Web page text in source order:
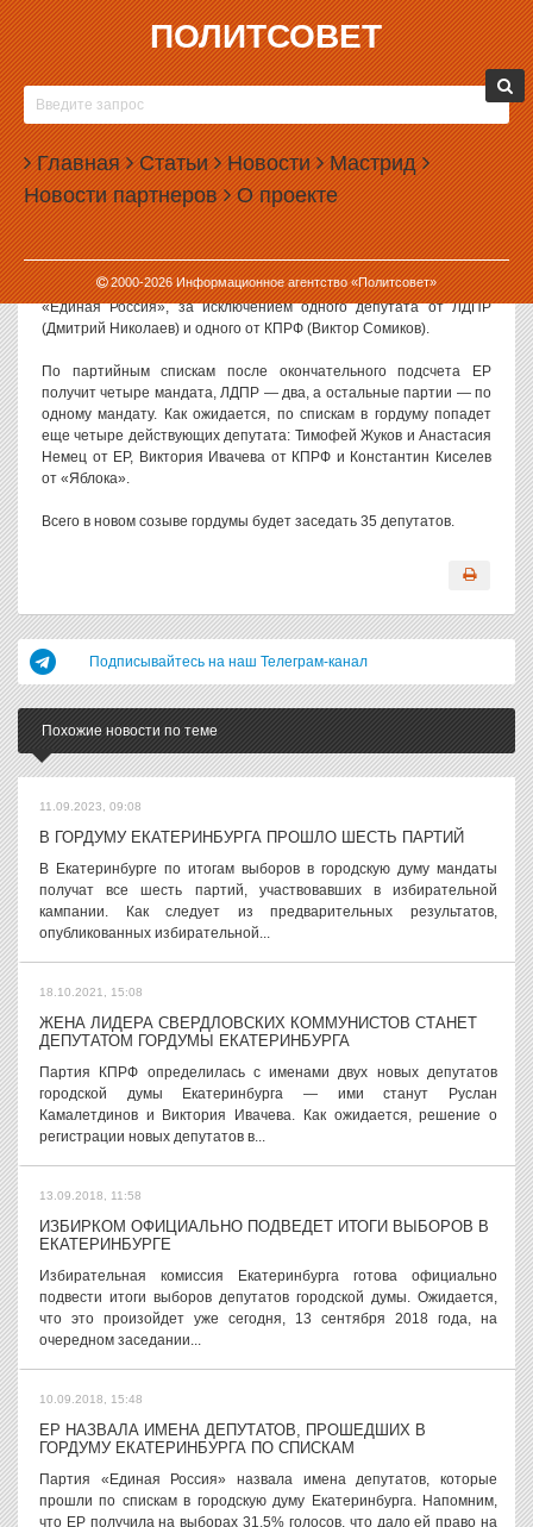
ПОЛИТСОВЕТ
Главная Статьи Новости Мастрид
Новости партнеров О проекте
2000-2026Информационное агентство «Политсовет»
12.09.2023, 10:21
В ГОРДУМУ ЕКАТЕРИНБУРГА
ПЕРЕИЗБРАЛОСЬ 19 ДЕПУТАТОВ
В новый созыв городской думы Екатеринбурга смогло
переизбраться 19 депутатов предыдущего созыва.
Накануне результаты выборов утвердила Ленинская
избирательная комиссия. Из 25 округов в 15 победили
действующие депутаты. В основном они представляют партию
«Единая Россия», за исключением одного депутата от ЛДПР
(Дмитрий Николаев) и одного от КПРФ (Виктор Сомиков).
По партийным спискам после окончательного подсчета ЕР
получит четыре мандата, ЛДПР — два, а остальные партии — по
одному мандату. Как ожидается, по спискам в гордуму попадет
еще четыре действующих депутата: Тимофей Жуков и Анастасия
Немец от ЕР, Виктория Ивачева от КПРФ и Константин Киселев
от «Яблока».
Всего в новом созыве гордумы будет заседать 35 депутатов.
Подписывайтесь на наш Телеграм-канал
Похожие новости по теме
11.09.2023, 09:08
В ГОРДУМУ ЕКАТЕРИНБУРГА ПРОШЛО ШЕСТЬ ПАРТИЙ
В Екатеринбурге по итогам выборов в городскую думу мандаты
получат все шесть партий, участвовавших в избирательной
кампании. Как следует из предварительных результатов,
опубликованных избирательной...
18.10.2021, 15:08
ЖЕНА ЛИДЕРА СВЕРДЛОВСКИХ КОММУНИСТОВ СТАНЕТ
ДЕПУТАТОМ ГОРДУМЫ ЕКАТЕРИНБУРГА
Партия КПРФ определилась с именами двух новых депутатов
городской думы Екатеринбурга — ими станут Руслан
Камалетдинов и Виктория Ивачева. Как ожидается, решение о
регистрации новых депутатов в...
13.09.2018, 11:58
ИЗБИРКОМ ОФИЦИАЛЬНО ПОДВЕДЕТ ИТОГИ ВЫБОРОВ В
ЕКАТЕРИНБУРГЕ
Избирательная комиссия Екатеринбурга готова официально
подвести итоги выборов депутатов городской думы. Ожидается,
что это произойдет уже сегодня, 13 сентября 2018 года, на
очередном заседании...
10.09.2018, 15:48
ЕР НАЗВАЛА ИМЕНА ДЕПУТАТОВ, ПРОШЕДШИХ В
ГОРДУМУ ЕКАТЕРИНБУРГА ПО СПИСКАМ
Партия «Единая Россия» назвала имена депутатов, которые
прошли по спискам в городскую думу Екатеринбурга. Напомним,
что ЕР получила на выборах 31,5% голосов, что дало ей право на